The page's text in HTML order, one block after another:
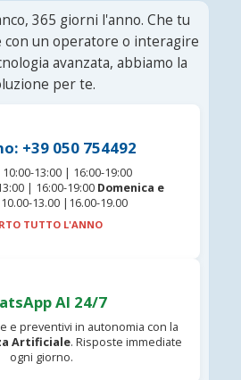
365 giorni l'anno. Che tu
un operatore o interagire
avanzata, abbiamo la
per te.
+39 050 754492
10:00-13:00 | 16:00-19:00
| 16:00-19:00 Domenica e
10.00-13.00 |16.00-19.00
TUTTO L'ANNO
AI 24/7
e preventivi in autonomia con la
Artificiale. Risposte immediate
ogni giorno.